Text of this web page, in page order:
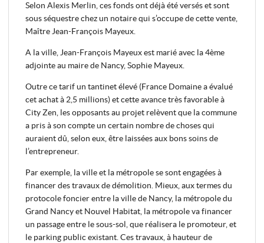
Selon Alexis Merlin, ces fonds ont déjà été versés et sont
sous séquestre chez un notaire qui s’occupe de cette vente,
Maître Jean-François Mayeux.
A la ville, Jean-François Mayeux est marié avec la 4ème
adjointe au maire de Nancy, Sophie Mayeux.
Outre ce tarif un tantinet élevé (France Domaine a évalué
cet achat à 2,5 millions) et cette avance très favorable à
City Zen, les opposants au projet relèvent que la commune
a pris à son compte un certain nombre de choses qui
auraient dû, selon eux, être laissées aux bons soins de
l’entrepreneur.
Par exemple, la ville et la métropole se sont engagées à
financer des travaux de démolition. Mieux, aux termes du
protocole foncier entre la ville de Nancy, la métropole du
Grand Nancy et Nouvel Habitat, la métropole va financer
un passage entre le sous-sol, que réalisera le promoteur, et
le parking public existant. Ces travaux, à hauteur de